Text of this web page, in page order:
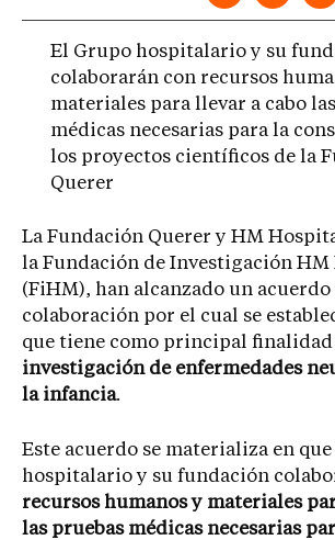
El Grupo hospitalario y su
colaborarán con recursos
materiales para llevar a cabo
médicas necesarias para la
los proyectos científicos de la
Querer
La Fundación Querer y HM
la Fundación de Investigación HM
(FiHM), han alcanzado un acuerdo
colaboración por el cual se
que tiene como principal finalidad
investigación de enfermedades
la infancia.
Este acuerdo se materializa en
hospitalario y su fundación
recursos humanos y materiales
las pruebas médicas necesarias